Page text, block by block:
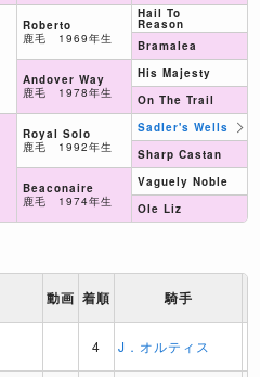
Roberto
鹿毛 1969年生
Andover Way
鹿毛 1978年生
Royal Solo
鹿毛 1992年生
Beaconaire
鹿毛 1974年生
Hail To
Reason
Bramalea
His Majesty
On The Trail
Sadler's Wells
Sharp Castan
Vaguely Noble
Ole Liz
動画 着順 騎手
4 J．オルティス